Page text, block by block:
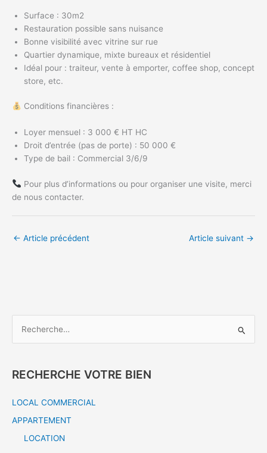
h
r
c
RECHERCHE VOTRE BIEN
LOCAL COMMERCIAL
APPARTEMENT
LOCATION
Surface : 30m2
Restauration possible sans nuisance
Bonne visibilité avec vitrine sur rue
Quartier dynamique, mixte bureaux et résidentiel
Idéal pour : traiteur, vente à emporter, coffee shop, concept
store, etc.
Conditions financières :
Loyer mensuel : 3 000 € HT HC
Droit d’entrée (pas de porte) : 50 000 €
Type de bail : Commercial 3/6/9
Pour plus d’informations ou pour organiser une visite, merci
de nous contacter.
← Article précédent Article suivant →